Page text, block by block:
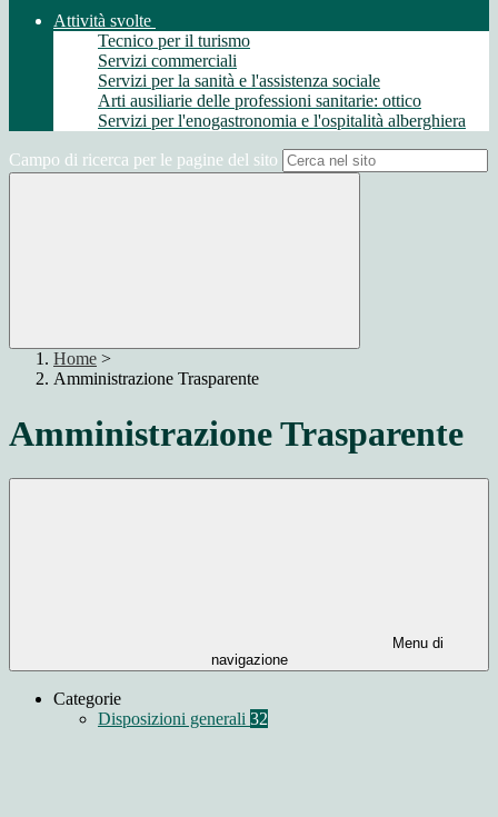
Attività svolte
Tecnico per il turismo
Servizi commerciali
Servizi per la sanità e l'assistenza sociale
Arti ausiliarie delle professioni sanitarie: ottico
Servizi per l'enogastronomia e l'ospitalità alberghiera
Campo di ricerca per le pagine del sito
Home >
Amministrazione Trasparente
Amministrazione Trasparente
Menu di
navigazione
Categorie
Disposizioni generali 32